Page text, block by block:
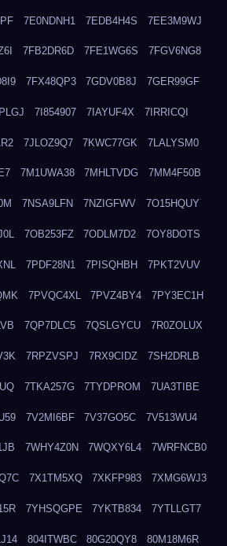
7E0NDNH1 7EDB4H4S 7EE3M9WJ
7FB2DR6D 7FE1WG6S 7FGV6NG8
7FX48QP3 7GDV0B8J 7GER99GF
7I854907 7IAYUF4X 7IRRICQI
7JLOZ9Q7 7KWC77GK 7LALYSM0
7M1UWA38 7MHLTVDG 7MM4F50B
7NSA9LFN 7NZIGFWV 7O15HQUY
7OB253FZ 7ODLM7D2 7OY8DOTS
7PDF28N1 7PISQHBH 7PKT2VUV
7PVQC4XL 7PVZ4BY4 7PY3EC1H
7QP7DLC5 7QSLGYCU 7R0ZOLUX
7RPZVSPJ 7RX9CIDZ 7SH2DRLB
7TKA257G 7TYDPROM 7UA3TIBE
7V2MI6BF 7V37GO5C 7V513WU4
7WHY4Z0N 7WQXY6L4 7WRFNCB0
7X1TM5XQ 7XKFP983 7XMG6WJ3
7YHSQGPE 7YKTB834 7YTLLGT7
804ITWBC 80G20QY8 80M18M6R